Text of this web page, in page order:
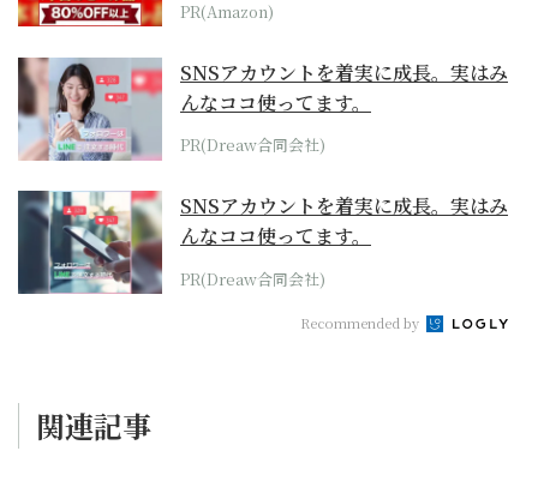
PR(Amazon)
SNSアカウントを着実に成長。実はみ
んなココ使ってます。
PR(Dreaw合同会社)
SNSアカウントを着実に成長。実はみ
んなココ使ってます。
PR(Dreaw合同会社)
Recommended by
関連記事